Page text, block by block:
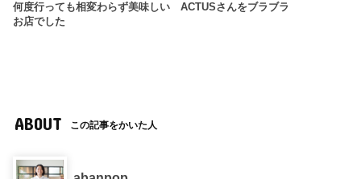
何度行っても相変わらず美味しい
お店でした
ACTUSさんをブラブラ
ABOUT この記事をかいた人